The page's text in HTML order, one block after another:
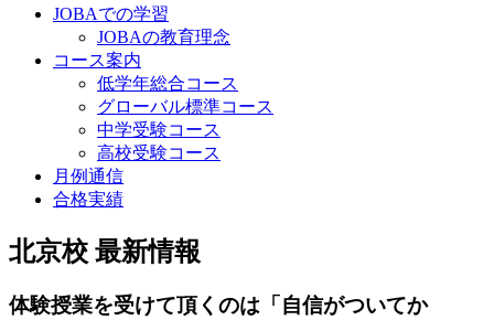
JOBAでの学習
JOBAの教育理念
コース案内
低学年総合コース
グローバル標準コース
中学受験コース
高校受験コース
月例通信
合格実績
北京校 最新情報
体験授業を受けて頂くのは「自信がついてか